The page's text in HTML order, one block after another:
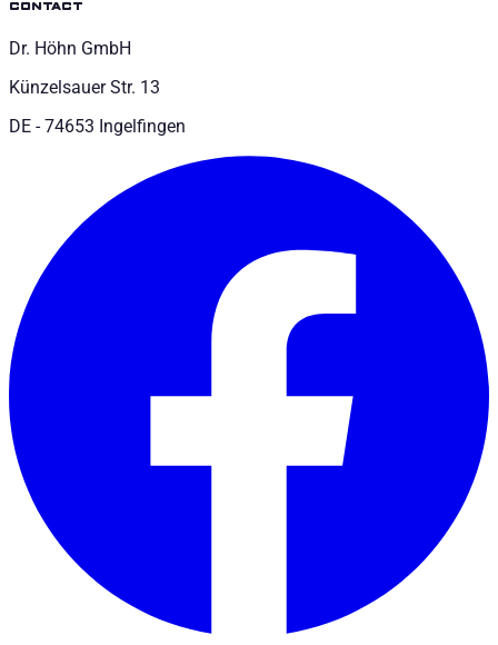
contact
Dr. Höhn GmbH
Künzelsauer Str. 13
DE - 74653 Ingelfingen